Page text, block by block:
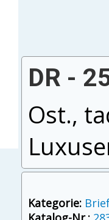
DR -
Ost.,
Kategorie: